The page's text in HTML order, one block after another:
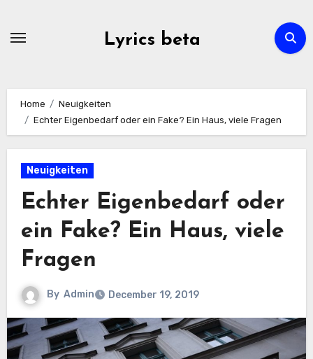
Lyrics beta
Home
Neuigkeiten
Echter Eigenbedarf oder ein Fake? Ein Haus, viele Fragen
Neuigkeiten
Echter Eigenbedarf oder
ein Fake? Ein Haus, viele
Fragen
By Admin December 19, 2019